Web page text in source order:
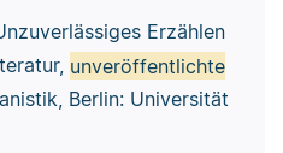
Erzählen
unveröffentlichte
Berlin: Universität